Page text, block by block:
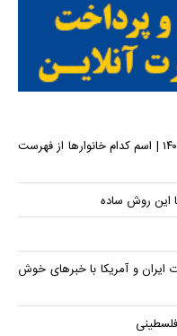
آغاز قطع یارانه نقدی و کالابرگ از مرداد ۱۴۰۵ | اسم کدام خانوار‌ها از فهرست
این روش ساده
ایران و آمریکا با خبرهای خوش